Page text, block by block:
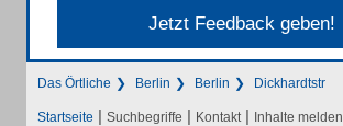
Jetzt Feedback geben!
Das Örtliche Berlin Berlin Dickhardtstr
Startseite | Suchbegriffe | Kontakt | Inhalte melden